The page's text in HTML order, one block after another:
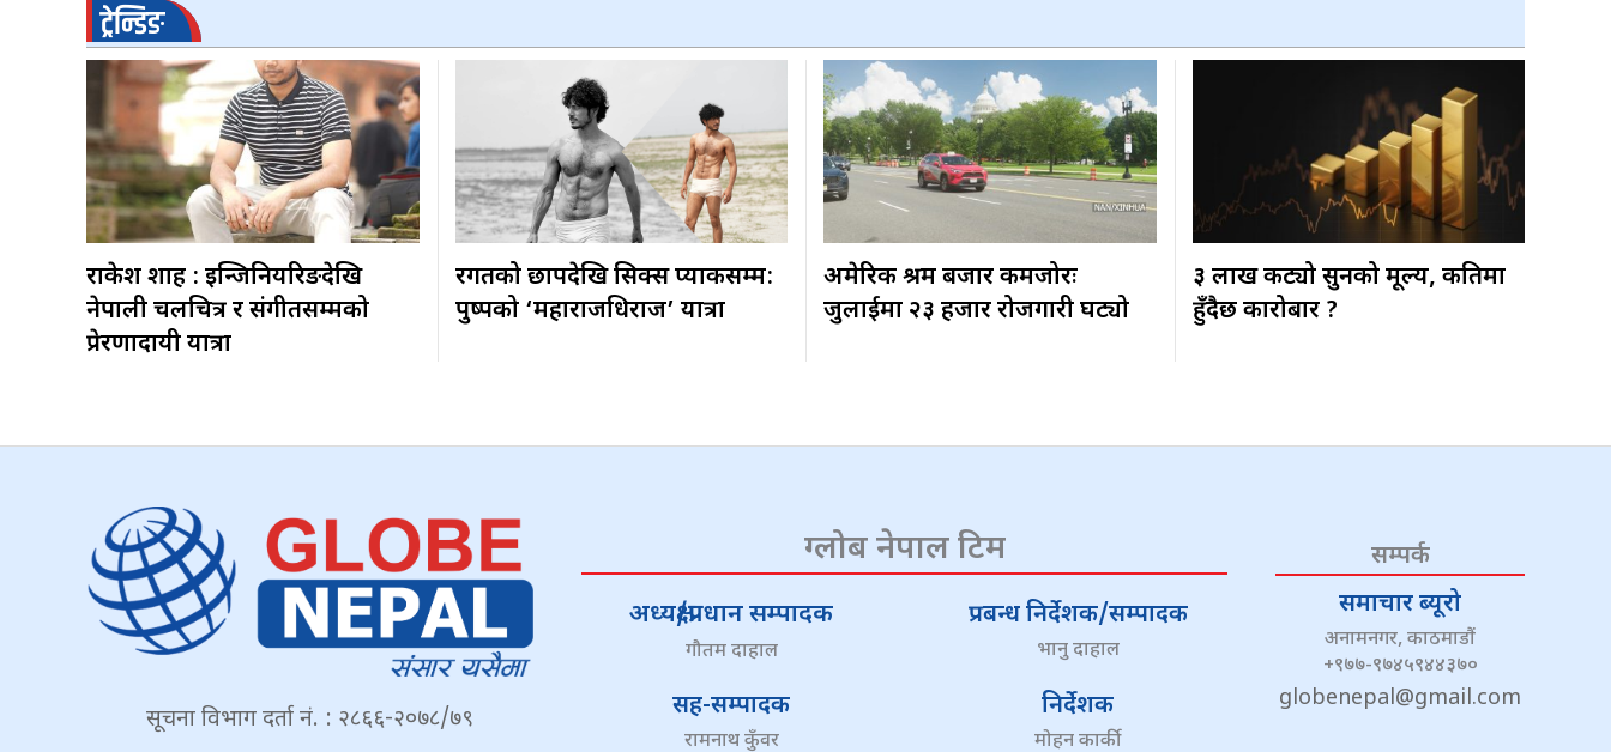
ट्रेन्डिङ
राकेश शाह : इन्जिनियरिङदेखि
नेपाली चलचित्र र संगीतसम्मको
प्रेरणादायी यात्रा
रगतको छापदेखि सिक्स प्याकसम्म:
पुष्पको ‘महाराजधिराज’ यात्रा
अमेरिकी श्रम बजार कमजोरः
जुलाईमा २३ हजार रोजगारी घट्यो
३ लाख कट्यो सुनको मूल्य, कतिमा
हुँदैछ कारोबार ?
सूचना विभाग दर्ता नं. : २८६६-२०७८/७९
ग्लोब नेपाल टिम
अध्यक्ष/प्रधान सम्पादक
गौतम दाहाल
प्रबन्ध निर्देशक/सम्पादक
भानु दाहाल
सह-सम्पादक
रामनाथ कुँवर
निर्देशक
मोहन कार्की
सम्पर्क
समाचार ब्यूरो
अनामनगर, काठमाडौं
+९७७-९७४५९४४३७०
globenepal@gmail.com